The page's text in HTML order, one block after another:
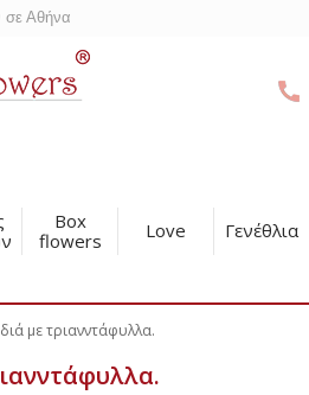
σε Αθήνα
Box
flowers
Love Γενέθλια
με τριανντάφυλλα.